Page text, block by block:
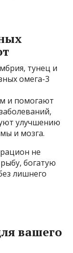
тунец и
омега-3
и помогают
улучшению
и мозга.
не
богатую
лишнего
вашего